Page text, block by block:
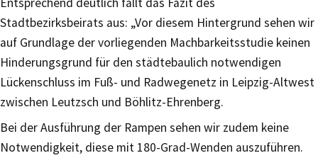
Stadtbezirksbeirats aus: „Vor diesem Hintergrund sehen wir
auf Grundlage der vorliegenden Machbarkeitsstudie keinen
Hinderungsgrund für den städtebaulich notwendigen
Lückenschluss im Fuß- und Radwegenetz in Leipzig-Altwest
zwischen Leutzsch und Böhlitz-Ehrenberg.
Bei der Ausführung der Rampen sehen wir zudem keine
Notwendigkeit, diese mit 180-Grad-Wenden auszuführen.